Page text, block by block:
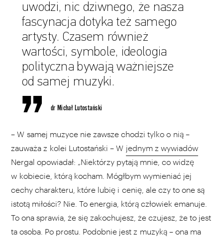
uwodzi, nic dziwnego, że nasza
fascynacja dotyka też samego
artysty. Czasem również
wartości, symbole, ideologia
polityczna bywają ważniejsze
od samej muzyki.
dr Michał Lutostański
– W samej muzyce nie zawsze chodzi tylko o nią –
zauważa z kolei Lutostański – W jednym z wywiadów
Nergal opowiadał: „Niektórzy pytają mnie, co widzę
w kobiecie, którą kocham. Mógłbym wymieniać jej
cechy charakteru, które lubię i cenię, ale czy to one są
istotą miłości? Nie. To energia, którą człowiek emanuje.
To ona sprawia, że się zakochujesz, że czujesz, że to jest
ta osoba. Po prostu. Podobnie jest z muzyką – ona ma